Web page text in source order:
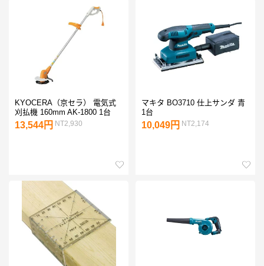
KYOCERA（京セラ） 電気式
刈払機 160mm AK-1800 1台
13,544円 NT2,930
マキタ BO3710 仕上サンダ 青
1台
10,049円 NT2,174